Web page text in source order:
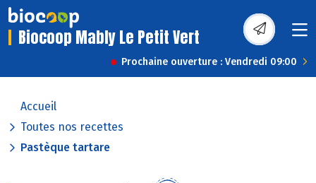
Biocoop Mably Le Petit Vert
Prochaine ouverture : Vendredi 09:00
Accueil
Toutes nos recettes
Pastèque tartare